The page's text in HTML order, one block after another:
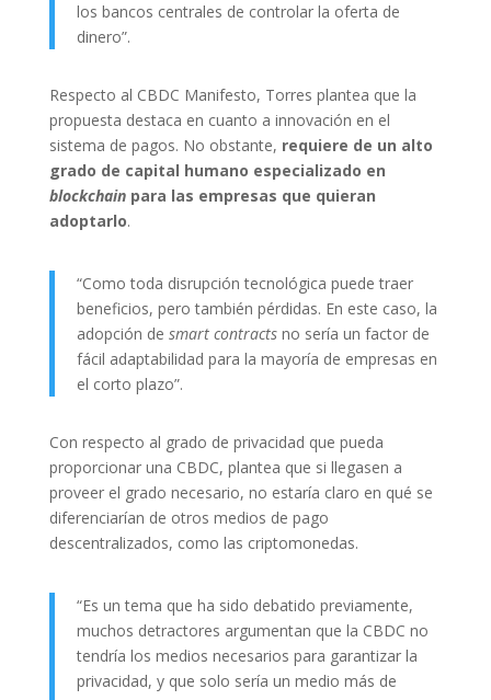
los bancos centrales de controlar la oferta de
dinero”.
Respecto al CBDC Manifesto, Torres plantea que la
propuesta destaca en cuanto a innovación en el
sistema de pagos. No obstante, requiere de un alto
grado de capital humano especializado en
blockchain para las empresas que quieran
adoptarlo.
“Como toda disrupción tecnológica puede traer
beneficios, pero también pérdidas. En este caso, la
adopción de smart contractsno sería un factor de
fácil adaptabilidad para la mayoría de empresas en
el corto plazo”.
Con respecto al grado de privacidad que pueda
proporcionar una CBDC, plantea que si llegasen a
proveer el grado necesario, no estaría claro en qué se
diferenciarían de otros medios de pago
descentralizados, como las criptomonedas.
“Es un tema que ha sido debatido previamente,
muchos detractores argumentan que la CBDC no
tendría los medios necesarios para garantizar la
privacidad, y que solo sería un medio más de